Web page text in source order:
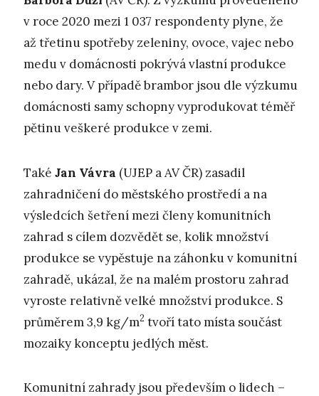
v roce 2020 mezi 1 037 respondenty plyne, že
až třetinu spotřeby zeleniny, ovoce, vajec nebo
medu v domácnosti pokrývá vlastní produkce
nebo dary. V případě brambor jsou dle výzkumu
domácnosti samy schopny vyprodukovat téměř
pětinu veškeré produkce v zemi.
Také Jan Vávra (UJEP a AV ČR) zasadil
zahradničení do městského prostředí a na
výsledcích šetření mezi členy komunitních
zahrad s cílem dozvědět se, kolik množství
produkce se vypěstuje na záhonku v komunitní
zahradě, ukázal, že na malém prostoru zahrad
vyroste relativně velké množství produkce. S
průměrem 3,9 kg/m2 tvoří tato místa součást
mozaiky konceptu jedlých měst.
Komunitní zahrady jsou především o lidech –